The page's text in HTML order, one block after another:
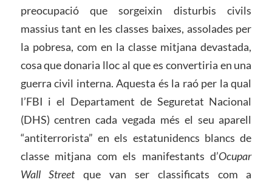
preocupació que sorgeixin disturbis civils
massius tant en les classes baixes, assolades per
la pobresa, com en la classe mitjana devastada,
cosa que donaria lloc al que es convertiria en una
guerra civil interna. Aquesta és la raó per la qual
l’FBI i el Departament de Seguretat Nacional
(DHS) centren cada vegada més el seu aparell
“antiterrorista” en els estatunidencs blancs de
classe mitjana com els manifestants d’Ocupar
Wall Streetque van ser classificats com a